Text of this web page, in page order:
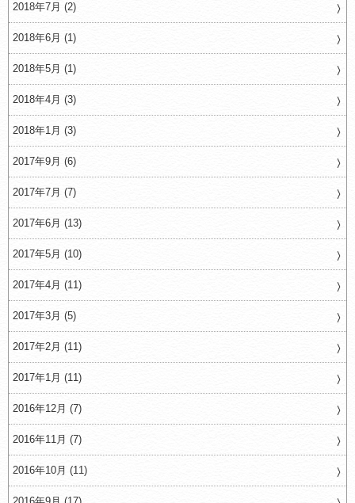
2018年7月 (2)
2018年6月 (1)
2018年5月 (1)
2018年4月 (3)
2018年1月 (3)
2017年9月 (6)
2017年7月 (7)
2017年6月 (13)
2017年5月 (10)
2017年4月 (11)
2017年3月 (5)
2017年2月 (11)
2017年1月 (11)
2016年12月 (7)
2016年11月 (7)
2016年10月 (11)